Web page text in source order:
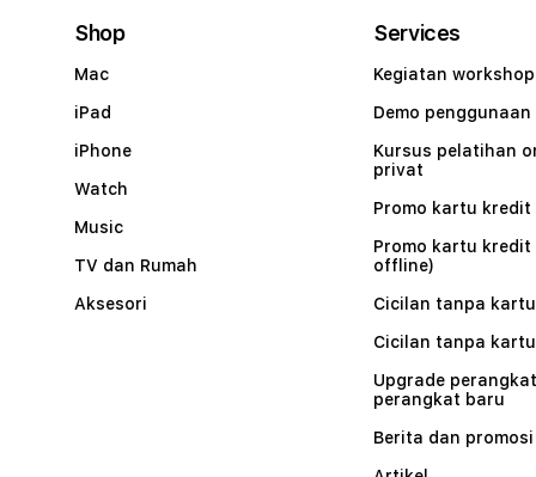
Shop
Mac
iPad
iPhone
Watch
Music
TV dan Rumah
Aksesori
Services
Kegiatan workshop
Demo penggunaan
Kursus pelatihan
privat
Promo kartu kredit
Promo kartu kredit
offline)
Cicilan tanpa
Cicilan tanpa
Upgrade
perangkat baru
Berita dan promosi